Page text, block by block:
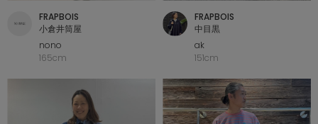
FRAPBOIS
小倉井筒屋
nono
165cm
FRAPBOIS
中目黒
ak
151cm